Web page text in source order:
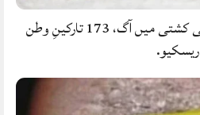
انگلش چینل عبور کرنے والی کشتی میں آگ، 173 تارکینِ وطن
ریسکیو.